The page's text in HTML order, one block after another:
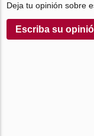
Deja tu opinión sobre
Escriba su